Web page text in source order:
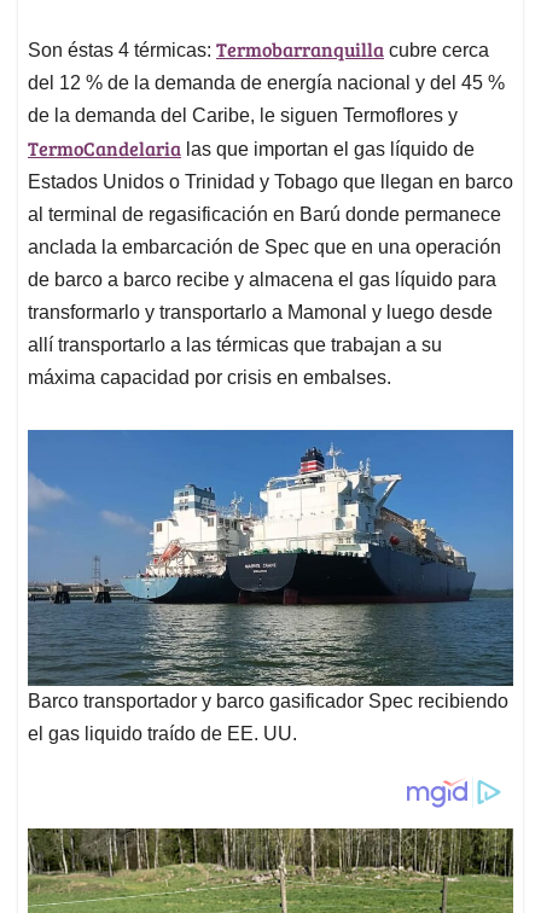
Son éstas 4 térmicas: Termobarranquilla cubre cerca
del 12 % de la demanda de energía nacional y del 45 %
de la demanda del Caribe, le siguen Termoflores y
TermoCandelaria las que importan el gas líquido de
Estados Unidos o Trinidad y Tobago que llegan en barco
al terminal de regasificación en Barú donde permanece
anclada la embarcación de Spec que en una operación
de barco a barco recibe y almacena el gas líquido para
transformarlo y transportarlo a Mamonal y luego desde
allí transportarlo a las térmicas que trabajan a su
máxima capacidad por crisis en embalses.
Barco transportador y barco gasificador Spec recibiendo
el gas liquido traído de EE. UU.